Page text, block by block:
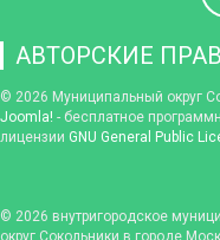
АВТОРСКИЕ
© 2026 Муниципальный округ
Joomla! - бесплатное
лицензии GNU General Public
© 2026 внутригородское
округ Сокольники в городе